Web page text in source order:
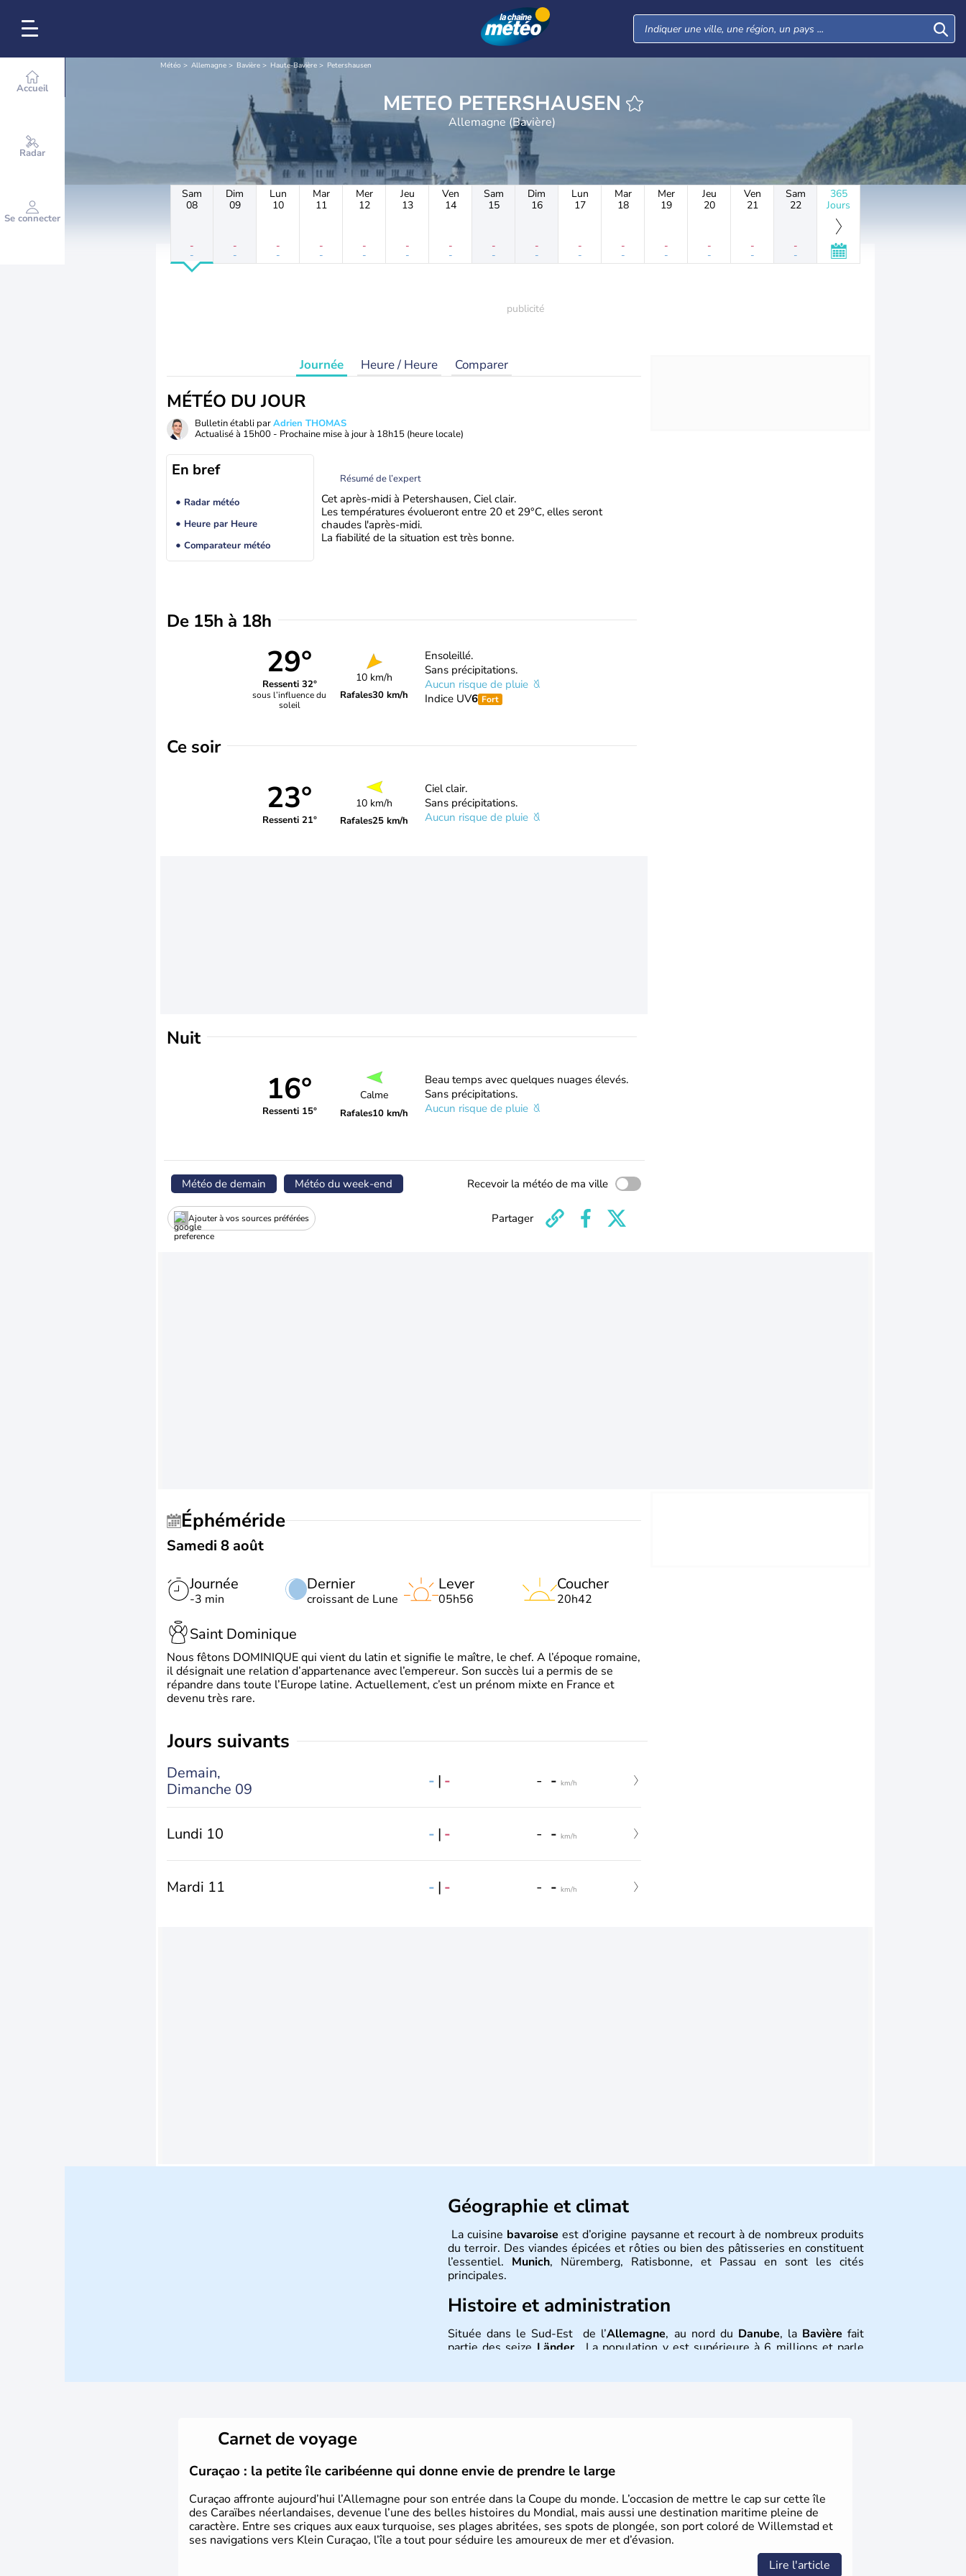
Accueil
Radar
Se connecter
Météo Allemagne Bavière Haute-Bavière Petershausen
METEO PETERSHAUSEN
Allemagne (Bavière)
Sam
08
-
-
Dim
09
-
-
Lun
10
-
-
Mar
11
-
-
Mer
12
-
-
Jeu
13
-
-
Ven
14
-
-
Sam
15
-
-
Dim
16
-
-
Lun
17
-
-
Mar
18
-
-
Mer
19
-
-
Jeu
20
-
-
Ven
21
-
-
Sam
22
-
-
365
Jours
Journée Heure / Heure Comparer
MÉTÉO DU JOUR
Bulletin établi parAdrien THOMAS
Actualisé à 15h00 - Prochaine mise à jour à 18h15 (heure locale)
En bref
Radar météo
Heure par Heure
Comparateur météo
Résumé de l’expert
Cet après-midi à Petershausen, Ciel clair.
Les températures évolueront entre 20 et 29°C, elles seront
chaudes l'après-midi.
La fiabilité de la situation est très bonne.
De 15h à 18h
29°
Ressenti 32°
sous l’influence du
soleil
10 km/h
Rafales30 km/h
Ensoleillé.
Sans précipitations.
Aucun risque de pluie
Indice UV6 Fort
Ce soir
23°
Ressenti 21°
10 km/h
Rafales25 km/h
Ciel clair.
Sans précipitations.
Aucun risque de pluie
Nuit
16°
Ressenti 15°
Calme
Rafales10 km/h
Beau temps avec quelques nuages élevés.
Sans précipitations.
Aucun risque de pluie
Météo de demain Météo du week-end Recevoir la météo de ma ville
Ajouter à vos sources préférées Partager
Éphéméride
Samedi 8 août
Journée
-3 min
Dernier
croissant de Lune
Lever
05h56
Coucher
20h42
Saint Dominique
Nous fêtons DOMINIQUE qui vient du latin et signifie le maître, le chef. A l’époque romaine,
il désignait une relation d’appartenance avec l’empereur. Son succès lui a permis de se
répandre dans toute l’Europe latine. Actuellement, c’est un prénom mixte en France et
devenu très rare.
jours suivants
Demain,
Dimanche 09
- | - - - km/h
Lundi 10 - | - - - km/h
Mardi 11 - | - - - km/h
Géographie et climat
La cuisine bavaroise est d’origine paysanne et recourt à de nombreux produits
du terroir. Des viandes épicées et rôties ou bien des pâtisseries en constituent
l’essentiel. Munich, Nüremberg, Ratisbonne, et Passau en sont les cités
principales.
Histoire et administration
Située dans le Sud-Est de l’Allemagne, au nord du Danube, la Bavière fait
partie des seize Länder. La population y est supérieure à 6 millions et parle
Carnet de voyage
Curaçao : la petite île caribéenne qui donne envie de prendre le large
Curaçao affronte aujourd’hui l’Allemagne pour son entrée dans la Coupe du monde. L’occasion de mettre le cap sur cette île
des Caraïbes néerlandaises, devenue l’une des belles histoires du Mondial, mais aussi une destination maritime pleine de
caractère. Entre ses criques aux eaux turquoise, ses plages abritées, ses spots de plongée, son port coloré de Willemstad et
ses navigations vers Klein Curaçao, l’île a tout pour séduire les amoureux de mer et d’évasion.
Lire l'article